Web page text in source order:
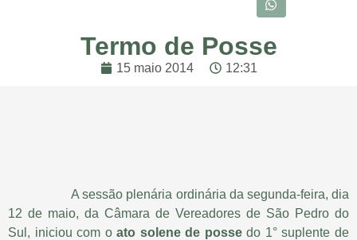
Termo de Posse
15 maio 2014 12:31
A sessão plenária ordinária da segunda-feira, dia
12 de maio, da Câmara de Vereadores de São Pedro do
Sul, iniciou com oato solene de possedo 1° suplente de